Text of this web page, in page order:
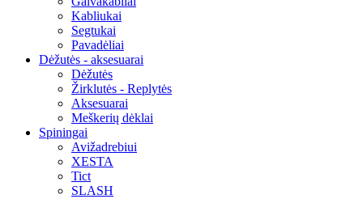
Kabliukai
Segtukai
Pavadėliai
Dėžutės - aksesuarai
Dėžutės
Žirklutės - Replytės
Aksesuarai
Meškerių dėklai
Spiningai
Avižadrebiui
XESTA
Tict
SLASH